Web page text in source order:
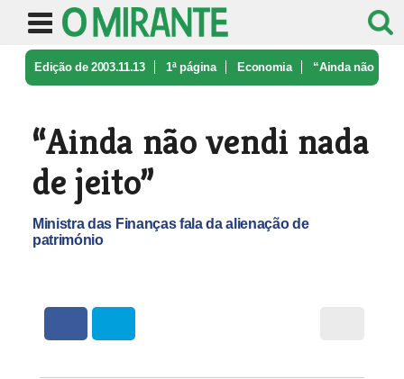
Edição de 2003.11.13 1ª página Economia “Ainda não
“Ainda não vendi nada
de jeito”
Ministra das Finanças fala da alienação de
património